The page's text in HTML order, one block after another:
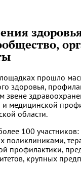
прошло
здоровья,
звене
и медицинской
области.
100
поликлиниками,
профилактики,
крупных